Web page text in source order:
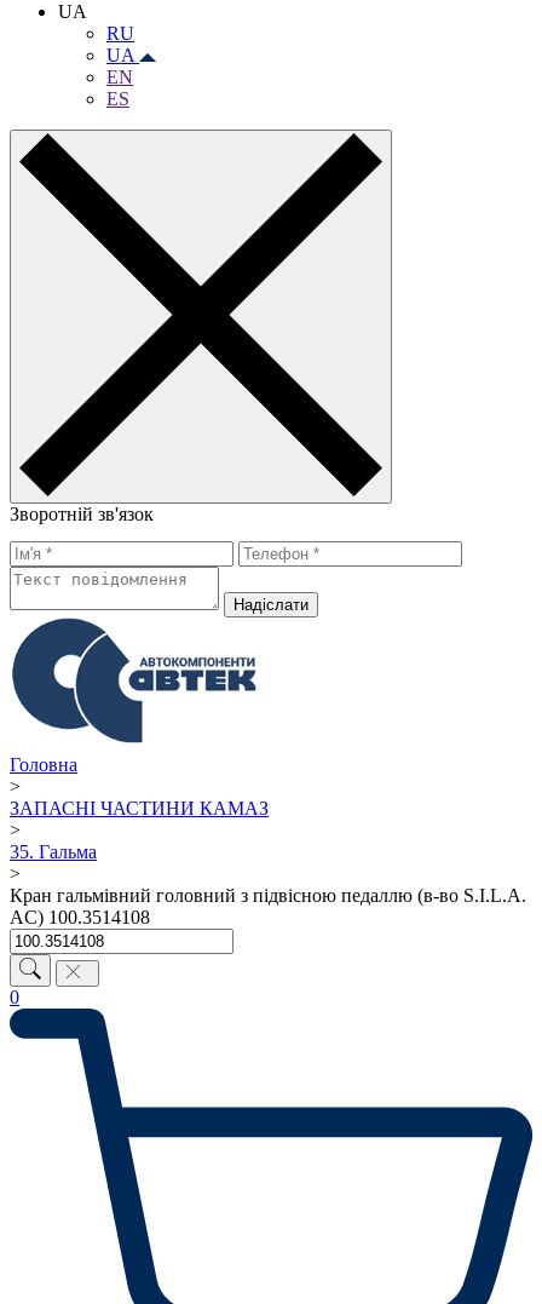
UA
RU
UA
EN
ES
Зворотній зв'язок
Надiслати
Головна
>
ЗАПАСНІ ЧАСТИНИ КАМАЗ
>
35. Гальма
>
Кран гальмівний головний з підвісною педаллю (в-во S.I.L.A.
AC) 100.3514108
0